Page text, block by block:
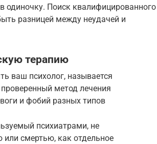
одиночку. Поиск квалифицированного
разницей между неудачей и
терапию
ваш психолог, называется
метод лечения
и фобий разных типов
психиатрами, не
или смертью, как отдельное